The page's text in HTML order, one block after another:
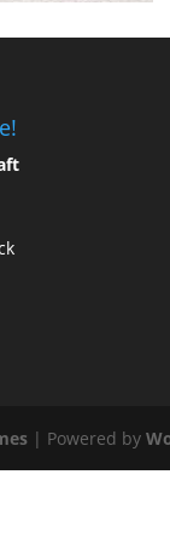
| Powered by